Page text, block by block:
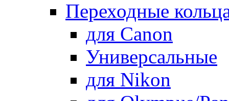
Переходные
для Canon
Универсальные
для Nikon